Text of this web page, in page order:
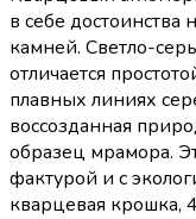
в себе достоинства
камней. Светло-
отличается
плавных линиях
воссозданная
образец мрамора.
фактурой и с
кварцевая крошка,